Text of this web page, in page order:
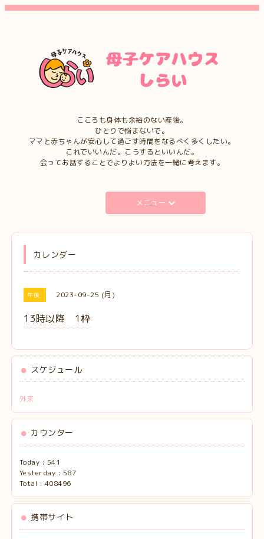
こころも身体も余裕のない産後。
ひとりで悩まないで。
ママと赤ちゃんが安心して過ごす時間をなるべく多くしたい。
これでいいんだ。こうするといいんだ。
会ってお話することでよりよい方法を一緒に考えます。
メニュー
カレンダー
午後 2023-09-25 (月)
13時以降 1枠
スケジュール
外来
カウンター
Today : 541
Yesterday : 587
Total : 408496
携帯サイト